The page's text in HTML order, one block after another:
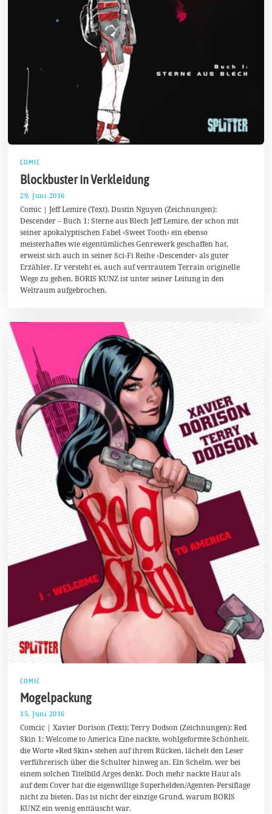
COMIC
Blockbuster in Verkleidung
29. Juni 2016
.
S
e
p
e
m
b
e
r
1
Comic | Jeff Lemire (Text), Dustin Nguyen (Zeichnungen):
Descender – Buch 1: Sterne aus Blech Jeff Lemire, der schon mit
seiner apokalyptischen Fabel ›Sweet Tooth‹ ein ebenso
meisterhaftes wie eigentümliches Genrewerk geschaffen hat,
erweist sich auch in seiner Sci-Fi Reihe ›Descender‹ als guter
Erzähler. Er versteht es, auch auf vertrautem Terrain originelle
Wege zu gehen. BORIS KUNZ ist unter seiner Leitung in den
Weltraum aufgebrochen.
COMIC
Mogelpackung
15. Juni 2016
5
.
J
u
n
2
0
1
6
Comcic | Xavier Dorison (Text); Terry Dodson (Zeichnungen): Red
Skin 1: Welcome to America Eine nackte, wohlgeformte Schönheit,
die Worte »Red Skin« stehen auf ihrem Rücken, lächelt den Leser
verführerisch über die Schulter hinweg an. Ein Schelm, wer bei
einem solchen Titelbild Arges denkt. Doch mehr nackte Haut als
auf dem Cover hat die eigenwillige Superhelden/Agenten-Persiflage
nicht zu bieten. Das ist nicht der einzige Grund, warum BORIS
KUNZ ein wenig enttäuscht war.